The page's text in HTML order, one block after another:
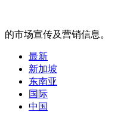
的市场宣传及营销信息。
最新
新加坡
东南亚
国际
中国